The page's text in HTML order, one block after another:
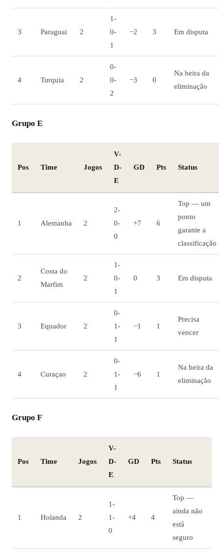
3 Paraguai 2
1-
0-
1
−2 3 Em disputa
4 Turquia 2
0-
0-
2
−3 0
Na beira da
eliminação
Grupo E
Pos Time Jogos
V-
D-
E
GD Pts Status
1 Alemanha 2
2-
0-
0
+7 6
Top — um
ponto
garante a
classificação
2
Costa do
Marfim
2
1-
0-
1
0 3 Em disputa
3 Equador 2
0-
1-
1
−1 1
Precisa
vencer
4 Curaçao 2
0-
1-
1
−6 1
Na beira da
eliminação
Grupo F
Pos Time Jogos
V-
D-
E
GD Pts Status
1 Holanda 2
1-
1-
0
+4 4
Top —
ainda não
está
seguro